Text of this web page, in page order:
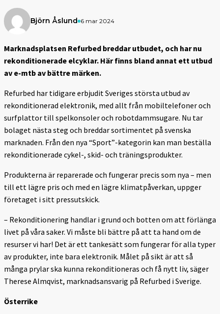
Björn Åslund 6 mar 2024
Marknadsplatsen Refurbed breddar utbudet, och har nu
rekonditionerade elcyklar. Här finns bland annat ett utbud
av e-mtb av bättre märken.
Refurbed har tidigare erbjudit Sveriges största utbud av
rekonditionerad elektronik, med allt från mobiltelefoner och
surfplattor till spelkonsoler och robotdammsugare. Nu tar
bolaget nästa steg och breddar sortimentet på svenska
marknaden. Från den nya “Sport”-kategorin kan man beställa
rekonditionerade cykel-, skid- och träningsprodukter.
Produkterna är reparerade och fungerar precis som nya – men
till ett lägre pris och med en lägre klimatpåverkan, uppger
företaget i sitt pressutskick.
– Rekonditionering handlar i grund och botten om att förlänga
livet på våra saker. Vi måste bli bättre på att ta hand om de
resurser vi har! Det är ett tankesätt som fungerar för alla typer
av produkter, inte bara elektronik. Målet på sikt är att så
många prylar ska kunna rekonditioneras och få nytt liv, säger
Therese Almqvist, marknadsansvarig på Refurbed i Sverige.
Österrike